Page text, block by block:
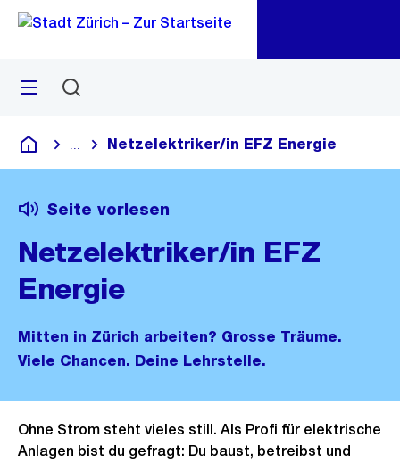
Navigation
Sprunglink
Menü
Deutsch
Blende alle Breadcrumbs ein
Netzelektriker/in EFZ Energie
Seite vorlesen
Netzelektriker/in EFZ
Energie
Mitten in Zürich arbeiten? Grosse Träume.
Viele Chancen. Deine Lehrstelle.
Ohne Strom steht vieles still. Als Profi für elektrische
Anlagen bist du gefragt: Du baust, betreibst und